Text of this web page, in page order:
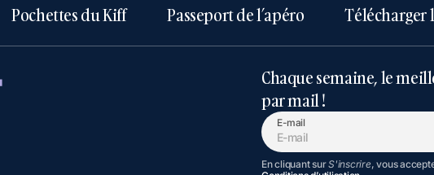
Pochettes du Kiff Passeport de l’apéro Télécharger
Chaque semaine, le
par mail !
E-mail
En cliquant surS'inscrire, vous